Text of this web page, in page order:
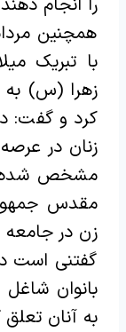
همچنین
با تبریک
زهرا (س) به
کرد و گفت:
زنان در
مشخص شده،
مقدس
زن در
گفتنی است
بانوان
به آنان